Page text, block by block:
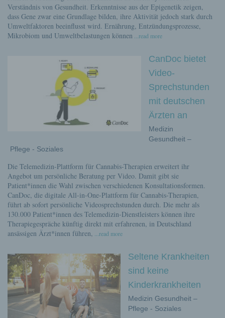
Verständnis von Gesundheit. Erkenntnisse aus der Epigenetik zeigen,
dass Gene zwar eine Grundlage bilden, ihre Aktivität jedoch stark durch
Umweltfaktoren beeinflusst wird. Ernährung, Entzündungsprozesse,
Mikrobiom und Umweltbelastungen können ...read more
CanDoc bietet
Video-
Sprechstunden
mit deutschen
Ärzten an
Medizin
Gesundheit –
Pflege - Soziales
Die Telemedizin-Plattform für Cannabis-Therapien erweitert ihr
Angebot um persönliche Beratung per Video. Damit gibt sie
Patient*innen die Wahl zwischen verschiedenen Konsultationsformen.
CanDoc, die digitale All-in-One-Plattform für Cannabis-Therapien,
führt ab sofort persönliche Videosprechstunden durch. Die mehr als
130.000 Patient*innen des Telemedizin-Dienstleisters können ihre
Therapiegespräche künftig direkt mit erfahrenen, in Deutschland
ansässigen Ärzt*innen führen, ...read more
Seltene Krankheiten
sind keine
Kinderkrankheiten
Medizin Gesundheit –
Pflege - Soziales